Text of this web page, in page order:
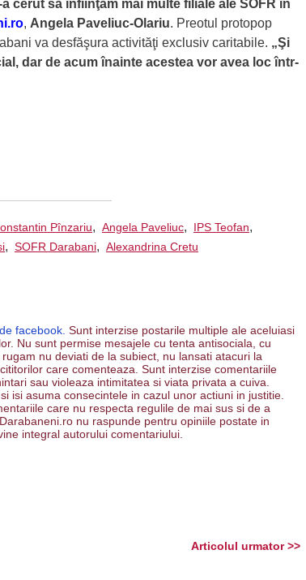
cerut să înfiinţăm mai multe filiale ale SOFR în
, Angela Paveliuc-Olariu. Preotul protopop
va desfăşura activităţi exclusiv caritabile. „Şi
dar de acum înainte acestea vor avea loc într-
Pînzariu, Angela Paveliuc, IPS Teofan,
, SOFR Darabani, Alexandrina Cretu
facebook. Sunt interzise postarile multiple ale aceluiasi
Nu sunt permise mesajele cu tenta antisociala, cu
nu deviati de la subiect, nu lansati atacuri la
care comenteaza. Sunt interzise comentariile
sau violeaza intimitatea si viata privata a cuiva.
isi asuma consecintele in cazul unor actiuni in justitie.
care nu respecta regulile de mai sus si de a
nu raspunde pentru opiniile postate in
integral autorului comentariului.
Articolul urmator >>